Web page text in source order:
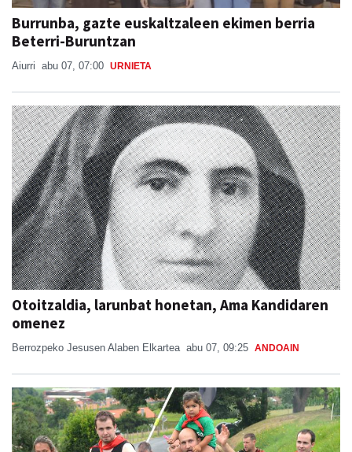
Burrunba, gazte euskaltzaleen ekimen berria
Beterri-Buruntzan
Aiurri abu 07, 07:00 URNIETA
Otoitzaldia, larunbat honetan, Ama Kandidaren
omenez
Berrozpeko Jesusen Alaben Elkartea abu 07, 09:25 ANDOAIN